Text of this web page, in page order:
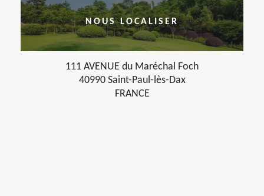
NOUS LOCALISER
111 AVENUE du Maréchal Foch
40990 Saint-Paul-lès-Dax
FRANCE